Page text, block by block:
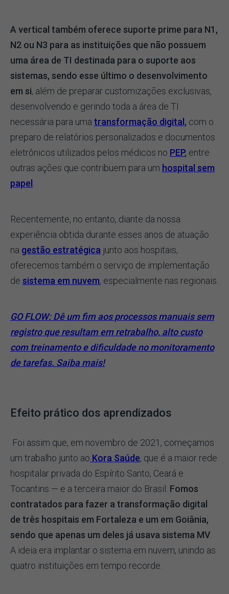
A vertical também oferece suporte prime para N1,
N2 ou N3 para as instituições que não possuem
uma área de TI destinada para o suporte aos
sistemas, sendo esse último o desenvolvimento
em si, além de preparar customizações exclusivas,
desenvolvendo e gerindo toda a área de TI
necessária para uma transformação digital, com o
preparo de relatórios personalizados e documentos
eletrônicos utilizados pelos médicos no PEP, entre
outras ações que contribuem para um hospital sem
papel .
Recentemente, no entanto, diante da nossa
experiência obtida durante esses anos de atuação
na gestão estratégica junto aos hospitais,
oferecemos também o serviço de implementação
de sistema em nuvem, especialmente nas regionais.
GO FLOW:Dê um fim aos processos manuais sem
registro que resultam em retrabalho, alto custo
com treinamento e dificuldade no monitoramento
de tarefas. Saiba mais!
Efeito prático dos aprendizados
Foi assim que, em novembro de 2021, começamos
um trabalho junto ao Kora Saúde, que é a maior rede
hospitalar privada do Espírito Santo, Ceará e
Tocantins — e a terceira maior do Brasil. Fomos
contratados para fazer a transformação digital
de três hospitais em Fortaleza e um em Goiânia,
sendo que apenas um deles já usava sistema MV.
A ideia era implantar o sistema em nuvem, unindo as
quatro instituições em tempo recorde.